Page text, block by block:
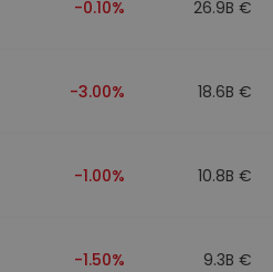
-0.10% 26.9B €
-3.00% 18.6B €
-1.00% 10.8B €
-1.50% 9.3B €